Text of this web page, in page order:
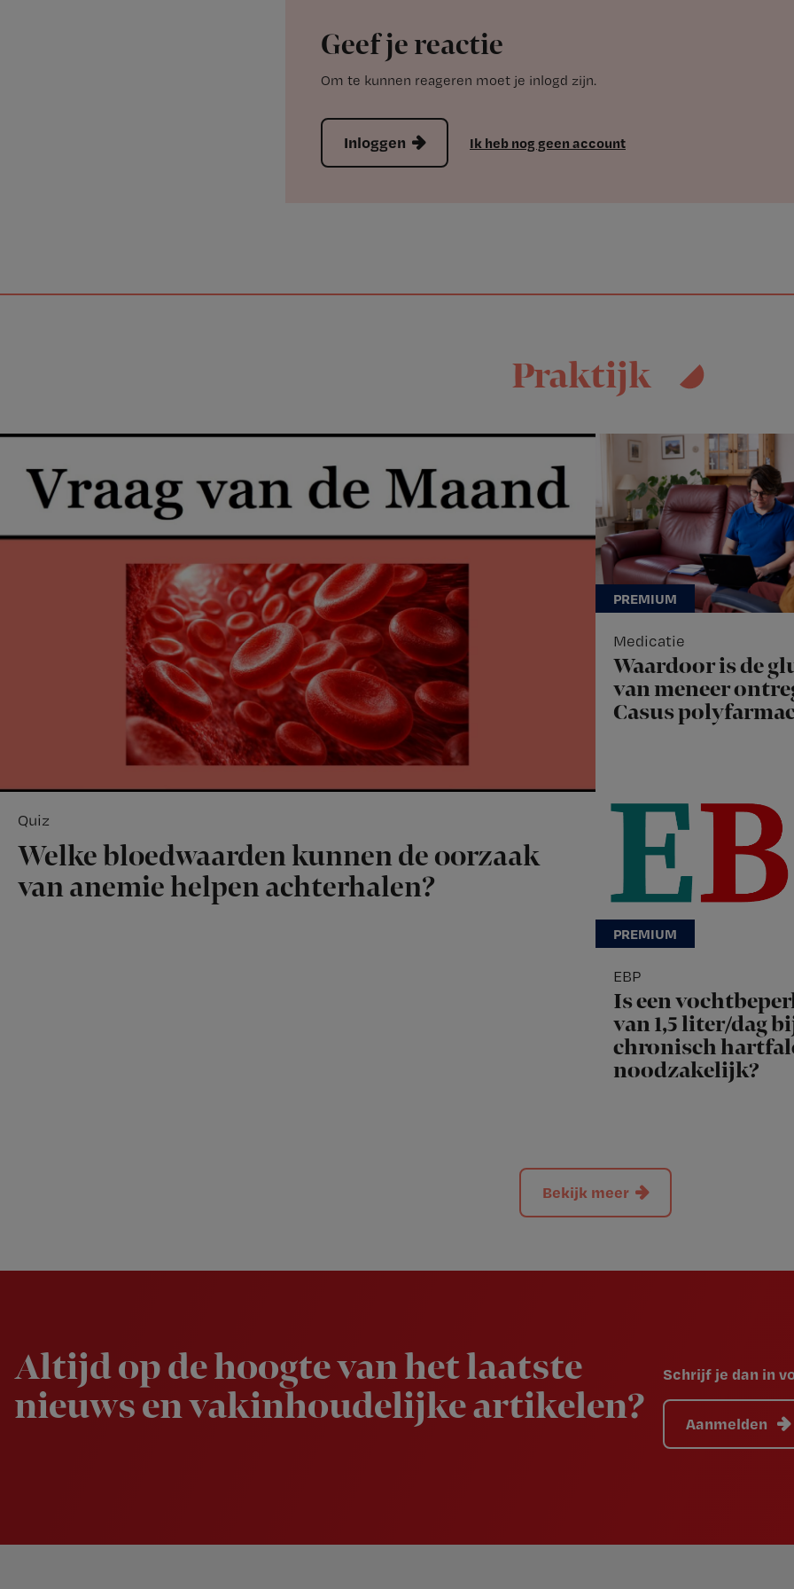
Geef je reactie
Om te kunnen reageren moet je inlogd zijn.
Inloggen Ik heb nog geen account
Praktijk
Quiz
Welke bloedwaarden kunnen de oorzaak
van anemie helpen achterhalen?
Medicatie
Waardoor is de
van meneer
Casus
EBP
Is een
van 1,5 liter/dag
chronisch
noodzakelijk?
Bekijk meer
Altijd op de hoogte van het laatste
nieuws en vakinhoudelijke artikelen?
Schrijf je dan in
Aanmelden